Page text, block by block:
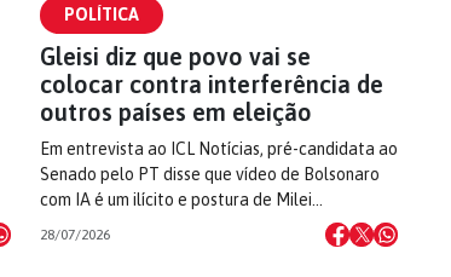
POLÍTICA
Gleisi diz que povo vai se
colocar contra interferência de
outros países em eleição
Em entrevista ao ICL Notícias, pré-candidata ao
Senado pelo PT disse que vídeo de Bolsonaro
com IA é um ilícito e postura de Milei…
28/07/2026